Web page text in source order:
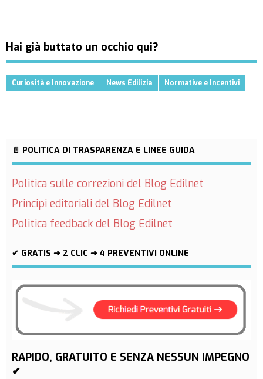
Hai già buttato un occhio qui?
Curiosità e Innovazione News Edilizia Normative e Incentivi
📄 POLITICA DI TRASPARENZA E LINEE GUIDA
Politica sulle correzioni del Blog Edilnet
Principi editoriali del Blog Edilnet
Politica feedback del Blog Edilnet
✔ GRATIS ➜ 2 CLIC ➜ 4 PREVENTIVI ONLINE
RAPIDO, GRATUITO E SENZA NESSUN IMPEGNO
✔